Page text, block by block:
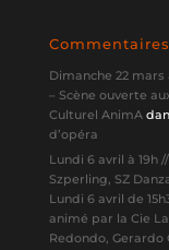
Dimanche 22 mars
– Scène ouverte
Culturel AnimA
d’opéra
Lundi 6 avril à 19h
Szperling, SZ
Lundi 6 avril de
animé par la Cie
Redondo, Gerardo